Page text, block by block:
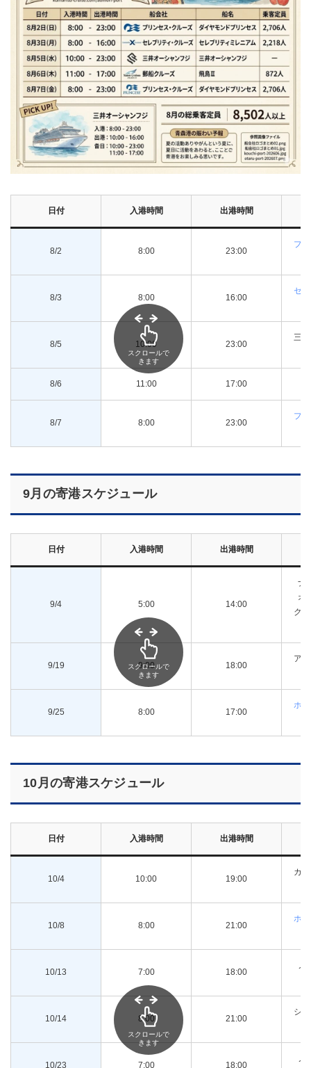
日付 入港時間 出港時間
8/2 8:00 23:00
プ
8/3 8:00 16:00
セ
8/5 10:00 23:00
三
8/6 11:00 17:00
8/7 8:00 23:00
プ
スクロールで
きます
9月の寄港スケジュール
日付 入港時間 出港時間
9/4 5:00 14:00
ナ
オ
ク
9/19 9:00 18:00
ア
9/25 8:00 17:00
ホ
スクロールで
きます
10月の寄港スケジュール
日付 入港時間 出港時間
10/4 10:00 19:00
カ
10/8 8:00 21:00
ホ
10/13 7:00 18:00
ノ
10/14 8:00 21:00
シ
10/23 7:00 18:00
ノ
スクロールで
きます